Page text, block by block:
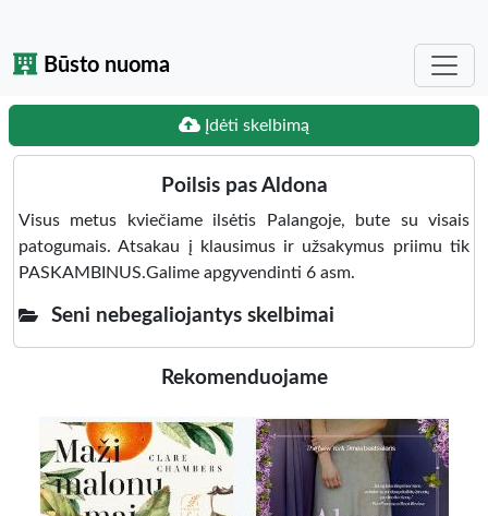
Būsto nuoma
Įdėti skelbimą
Poilsis pas Aldona
Visus metus kviečiame ilsėtis Palangoje, bute su visais
patogumais. Atsakau į klausimus ir užsakymus priimu tik
PASKAMBINUS.Galime apgyvendinti 6 asm.
Seni nebegaliojantys skelbimai
Rekomenduojame